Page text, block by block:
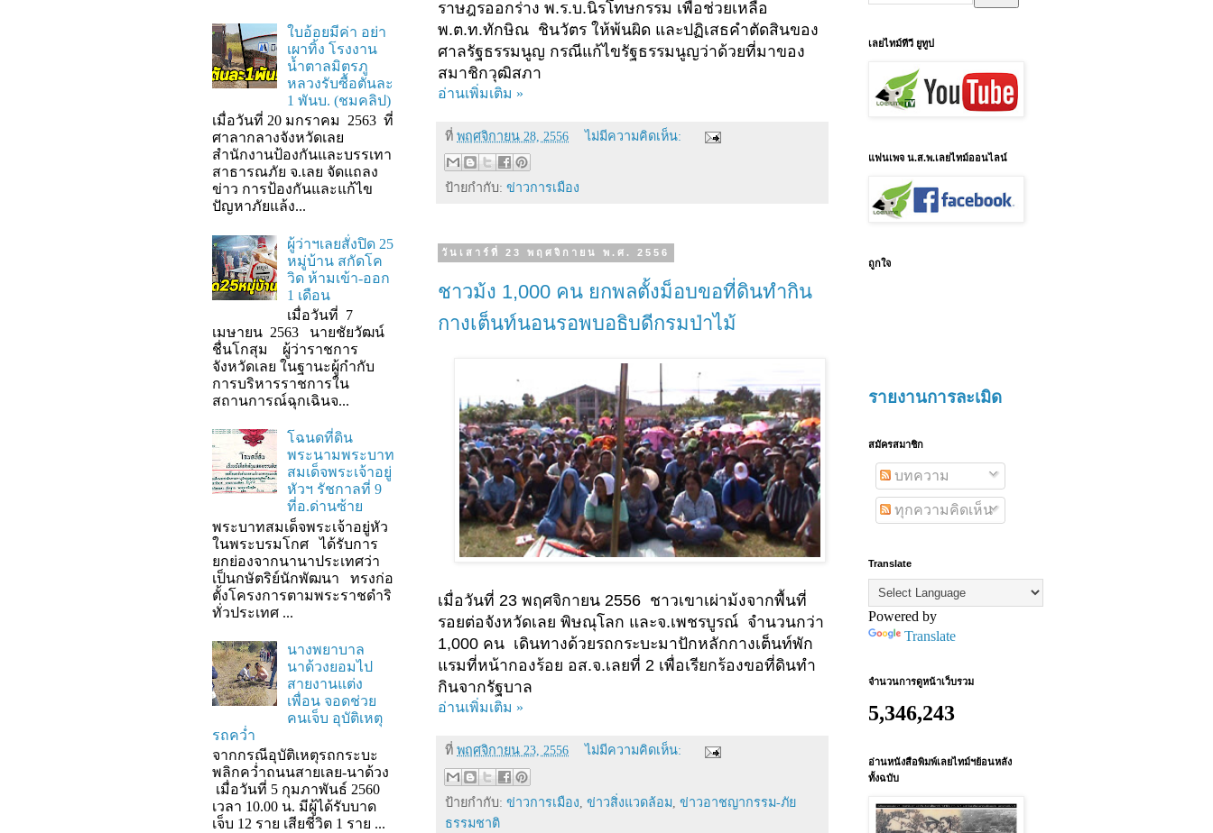
ราษฎรออกร่าง พ.ร.บ.นิรโทษกรรม เพื่อช่วยเหลือ
พ.ต.ท.ทักษิณ ชินวัตร ให้พ้นผิด และปฏิเสธคำตัดสินของ
ศาลรัฐธรรมนูญ กรณีแก้ไขรัฐธรรมนูญว่าด้วยที่มาของ
สมาชิกวุฒิสภา
อ่านเพิ่มเติม »
ที่ พฤศจิกายน 28, 2556 ไม่มีความคิดเห็น:
ป้ายกำกับ: ข่าวการเมือง
วันเสาร์ที่ 23 พฤศจิกายน พ.ศ. 2556
ชาวม้ง 1,000 คน ยกพลตั้งม็อบขอที่ดินทำกิน
กางเต็นท์นอนรอพบอธิบดีกรมป่าไม้
เมื่อวันที่ 23 พฤศจิกายน 2556 ชาวเขาเผ่าม้งจากพื้นที่
รอยต่อจังหวัดเลย พิษณุโลก และจ.เพชรบูรณ์ จำนวนกว่า
1,000 คน เดินทางด้วยรถกระบะมาปักหลักกางเต็นท์พัก
แรมที่หน้ากองร้อย อส.จ.เลยที่ 2 เพื่อเรียกร้องขอที่ดินทำ
กินจากรัฐบาล
อ่านเพิ่มเติม »
ที่ พฤศจิกายน 23, 2556 ไม่มีความคิดเห็น:
ป้ายกำกับ: ข่าวการเมือง ข่าวสิ่งแวดล้อม ข่าวอาชญากรรม-ภัย
ธรรมชาติ
ใบอ้อยมีค่า อย่า
เผาทิ้ง โรงงาน
น้ำตาลมิตรภู
หลวงรับซื้อตันละ
1 พันบ. (ชมคลิป)
เมื่อวันที่ 20 มกราคม 2563 ที่
ศาลากลางจังหวัดเลย
สำนักงานป้องกันและบรรเทา
สาธารณภัย จ.เลย จัดแถลง
ข่าว การป้องกันและแก้ไข
ปัญหาภัยแล้ง...
ผู้ว่าฯเลยสั่งปิด 25
หมู่บ้าน สกัดโค
วิด ห้ามเข้า-ออก
1 เดือน
เมื่อวันที่ 7
เมษายน 2563 นายชัยวัฒน์
ชื่นโกสุม ผู้ว่าราชการ
จังหวัดเลย ในฐานะผู้กํากับ
การบริหารราชการใน
สถานการณ์ฉุกเฉินจ...
โฉนดที่ดิน
พระนามพระบาท
สมเด็จพระเจ้าอยู่
หัวฯ รัชกาลที่ 9
ที่อ.ด่านซ้าย
พระบาทสมเด็จพระเจ้าอยู่หัว
ในพระบรมโกศ ได้รับการ
ยกย่องจากนานาประเทศว่า
เป็นกษัตริย์นักพัฒนา ทรงก่อ
ตั้งโครงการตามพระราชดำริ
ทั่วประเทศ ...
นางพยาบาล
นาด้วงยอมไป
สายงานแต่ง
เพื่อน จอดช่วย
คนเจ็บ อุบัติเหตุ
รถคว่ำ
จากกรณีอุบัติเหตุรถกระบะ
พลิกคว่ำถนนสายเลย-นาด้วง
เมื่อวันที่ 5 กุมภาพันธ์ 2560
เวลา 10.00 น. มีผู้ได้รับบาด
เจ็บ 12 ราย เสียชีวิต 1 ราย ...
เลยไทม์ทีวี ยูทูป
แฟนเพจ น.ส.พ.เลยไทม์ออนไลน์
ถูกใจ
รายงานการละเมิด
สมัครสมาชิก
บทความ
ทุกความคิดเห็น
Translate
Powered by
Translate
จำนวนการดูหน้าเว็บรวม
5,346,243
อ่านหนังสือพิมพ์เลยไทม์ฯย้อนหลัง
ทั้งฉบับ